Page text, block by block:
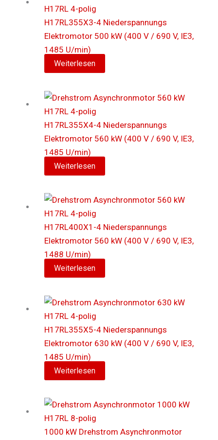
H17RL355X3-4 Niederspannungs
Elektromotor 500 kW (400 V / 690 V, IE3,
1485 U/min)
Weiterlesen
H17RL355X4-4 Niederspannungs
Elektromotor 560 kW (400 V / 690 V, IE3,
1485 U/min)
Weiterlesen
H17RL400X1-4 Niederspannungs
Elektromotor 560 kW (400 V / 690 V, IE3,
1488 U/min)
Weiterlesen
H17RL355X5-4 Niederspannungs
Elektromotor 630 kW (400 V / 690 V, IE3,
1485 U/min)
Weiterlesen
1000 kW Drehstrom Asynchronmotor